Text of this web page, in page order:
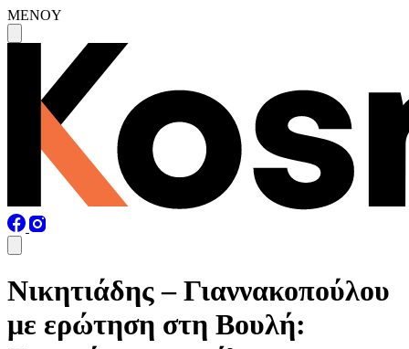
MENOY
Νικητιάδης – Γιαννακοπούλου
με ερώτηση στη Βουλή: